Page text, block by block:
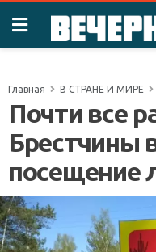
Главная В СТРАНЕ И МИРЕ
Почти все
Брестчины
посещение